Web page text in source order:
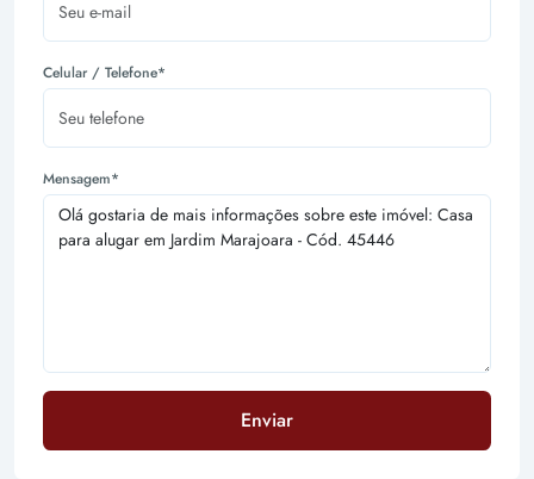
Celular / Telefone*
Mensagem*
Enviar